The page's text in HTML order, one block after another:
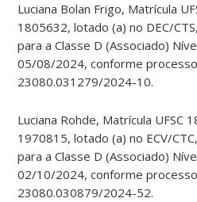
Luciana Bolan Frigo, Matrícula
1805632, lotado (a) no DEC/
para a Classe D (Associado)
05/08/2024, conforme processo
23080.031279/2024-10.
Luciana Rohde, Matrícula UFSC
1970815, lotado (a) no ECV/
para a Classe D (Associado)
02/10/2024, conforme processo
23080.030879/2024-52.